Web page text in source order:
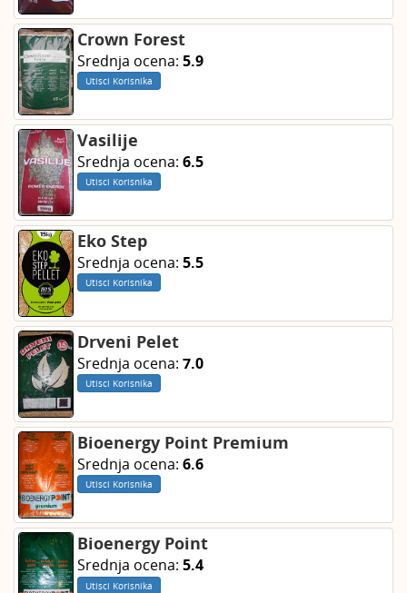
Crown Forest
Srednja ocena: 5.9
Utisci Korisnika
Vasilije
Srednja ocena: 6.5
Utisci Korisnika
Eko Step
Srednja ocena: 5.5
Utisci Korisnika
Drveni Pelet
Srednja ocena: 7.0
Utisci Korisnika
Bioenergy Point Premium
Srednja ocena: 6.6
Utisci Korisnika
Bioenergy Point
Srednja ocena: 5.4
Utisci Korisnika